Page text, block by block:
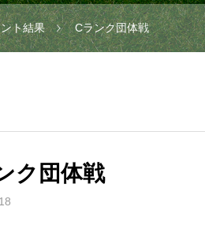
ト結果 Cランク団体戦
ク団体戦